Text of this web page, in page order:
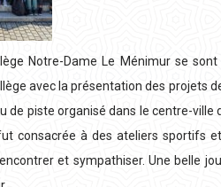
Notre-Dame Le Ménimur se
avec la présentation des projets
de piste organisé dans le centre-
consacrée à des ateliers sportifs
et sympathiser. Une belle